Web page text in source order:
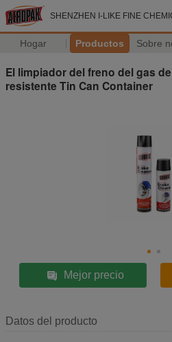
SHENZHEN I-LIKE FINE
Hogar Productos Sobre
El limpiador del freno del gas
resistente Tin Can Container
Mejor precio
Datos del producto